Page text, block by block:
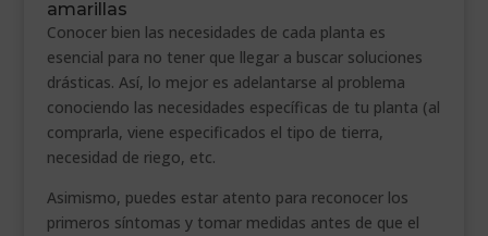
amarillas
Conocer bien las necesidades de cada planta es
esencial para no tener que llegar a buscar soluciones
drásticas. Así, lo mejor es adelantarse al problema
conociendo las necesidades específicas de tu planta (al
comprarla, viene especificados el tipo de tierra,
necesidad de riego, etc.
Asimismo, puedes estar atento para reconocer los
primeros síntomas y tomar medidas antes de que el